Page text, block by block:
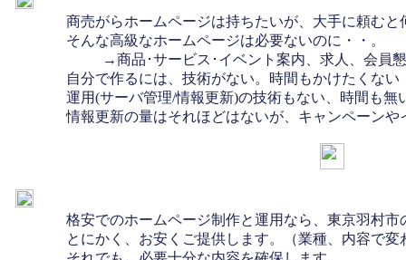
商売がらホームページは持ちたいが、大手に頼むと
そんな高級なホームページは必要ないのに・・。
→商品･サービス･イベント案内、求人、会員懇親
自分で作るには、技術がない。時間もかけたくない
運用(サーバ管理/情報更新)の技術もない、時間も無
情報更新の量はそれほどはないが、キャンペーン
格安でのホームページ制作と運用なら、東京羽村
とにかく、お安くご提供します。（業種、内容で